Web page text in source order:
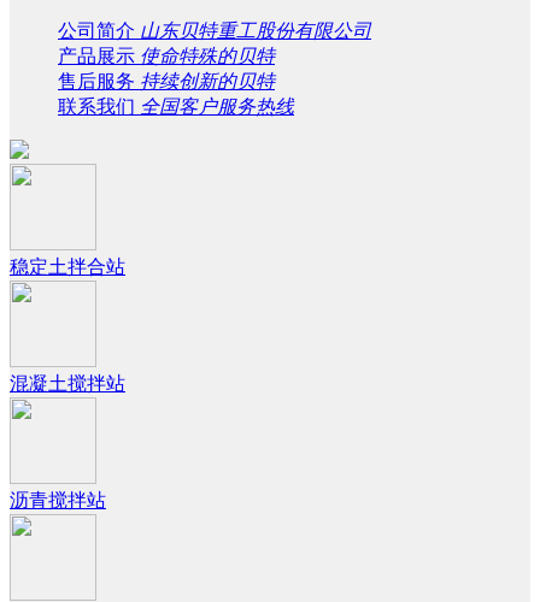
公司简介 山东贝特重工股份有限公司
产品展示 使命特殊的贝特
售后服务 持续创新的贝特
联系我们 全国客户服务热线
稳定土拌合站
混凝土搅拌站
沥青搅拌站